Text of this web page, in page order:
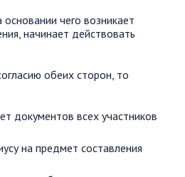
чего возникает
начинает действовать
обеих сторон, то
документов всех участников
на предмет составления